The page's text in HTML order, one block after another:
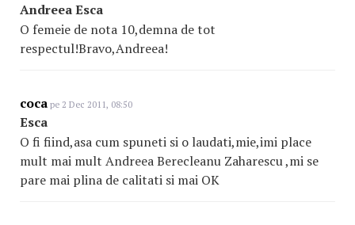
Andreea Esca
O femeie de nota 10,demna de tot
respectul!Bravo,Andreea!
coca pe 2 Dec 2011, 08:50
Esca
O fi fiind,asa cum spuneti si o laudati,mie,imi place
mult mai mult Andreea Berecleanu Zaharescu ,mi se
pare mai plina de calitati si mai OK